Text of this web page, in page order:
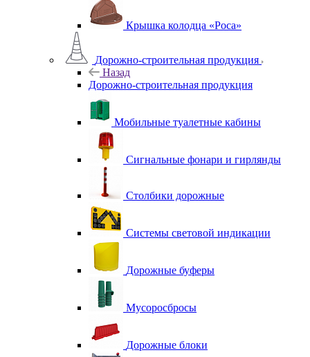
Крышка колодца «Роса»
Дорожно-строительная продукция
Назад
Дорожно-строительная продукция
Мобильные туалетные кабины
Сигнальные фонари и гирлянды
Столбики дорожные
Системы световой индикации
Дорожные буферы
Мусоросбросы
Дорожные блоки